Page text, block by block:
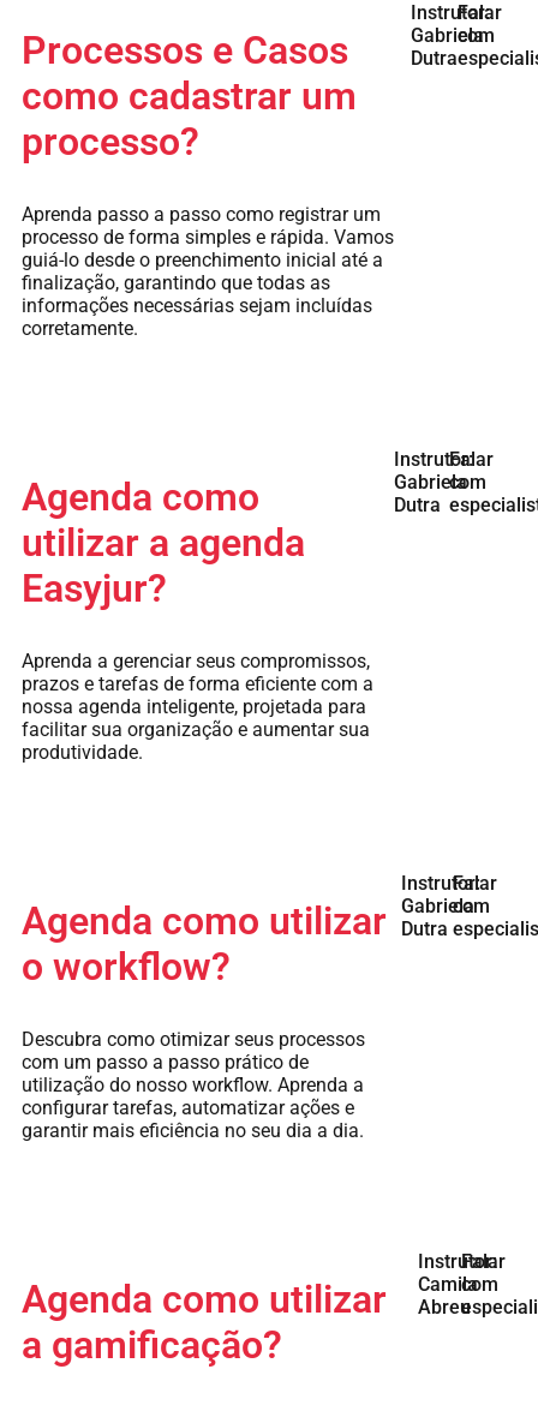
Processos e Casos
como cadastrar um
processo?
Aprenda passo a passo como registrar um
processo de forma simples e rápida. Vamos
guiá-lo desde o preenchimento inicial até a
finalização, garantindo que todas as
informações necessárias sejam incluídas
corretamente.
Instrutor:
Gabriela
Dutra
Falar
com
Agenda como
utilizar a agenda
Easyjur?
Aprenda a gerenciar seus compromissos,
prazos e tarefas de forma eficiente com a
nossa agenda inteligente, projetada para
facilitar sua organização e aumentar sua
produtividade.
Instrutor:
Gabriela
Dutra
Falar
com
Agenda como utilizar
o workflow?
Descubra como otimizar seus processos
com um passo a passo prático de
utilização do nosso workflow. Aprenda a
configurar tarefas, automatizar ações e
garantir mais eficiência no seu dia a dia.
Instrutor:
Gabriela
Dutra
Falar
com
Agenda como utilizar
a gamificação?
Instrutor:
Camila
Abreu
Falar
com